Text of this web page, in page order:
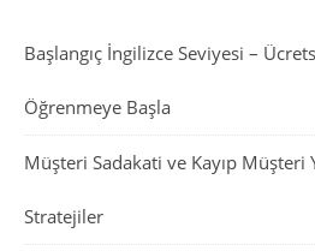
Başlangıç İngilizce Seviyesi –
Öğrenmeye Başla
Müşteri Sadakati ve Kayıp Müşteri
Stratejiler